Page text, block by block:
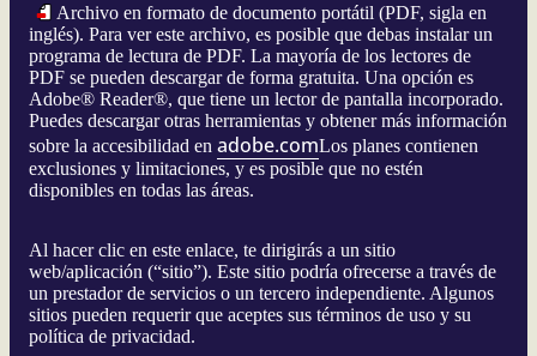
Archivo en formato de documento portátil (PDF, sigla en
inglés). Para ver este archivo, es posible que debas instalar un
programa de lectura de PDF. La mayoría de los lectores de
PDF se pueden descargar de forma gratuita. Una opción es
Adobe® Reader®, que tiene un lector de pantalla incorporado.
Puedes descargar otras herramientas y obtener más información
sobre la accesibilidad en adobe.comLos planes contienen
exclusiones y limitaciones, y es posible que no estén
disponibles en todas las áreas.
Al hacer clic en este enlace, te dirigirás a un sitio
web/aplicación (“sitio”). Este sitio podría ofrecerse a través de
un prestador de servicios o un tercero independiente. Algunos
sitios pueden requerir que aceptes sus términos de uso y su
política de privacidad.